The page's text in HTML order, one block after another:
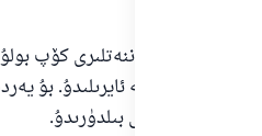
نامازنىڭ سۈننەتلىرى كۆپ
ئىككى تۈرگە ئايرىلىدۇ. بۇ
سۈننەتلەرنى بىلدۈرىدۇ.